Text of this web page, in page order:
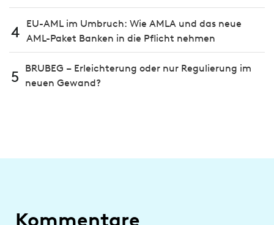
4
EU-AML im Umbruch: Wie AMLA und das neue
AML-Paket Banken in die Pflicht nehmen
5
BRUBEG – Erleichterung oder nur Regulierung im
neuen Gewand?
Kommentare